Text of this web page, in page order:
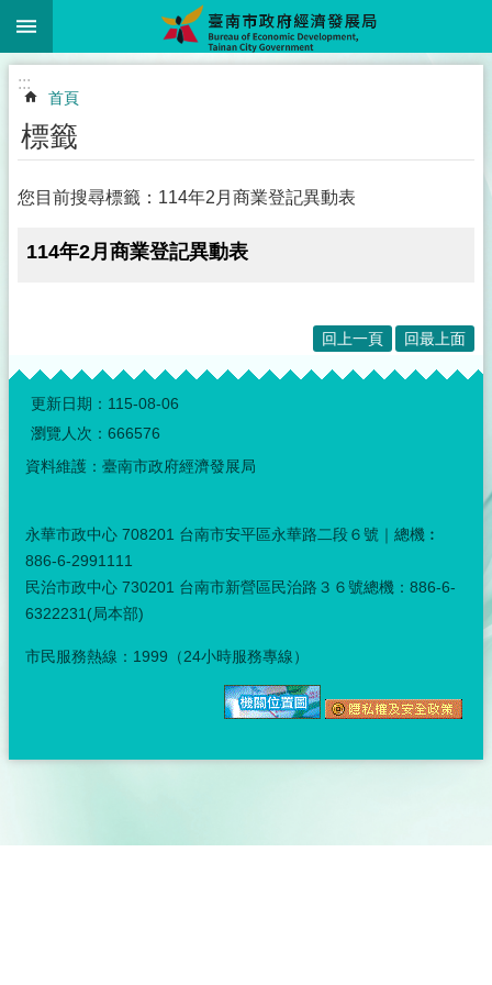
跳到主要內容區塊
:::
首頁
標籤
您目前搜尋標籤：114年2月商業登記異動表
114年2月商業登記異動表
回上一頁 回最上面
:::
更新日期： 115-08-06
瀏覽人次： 666576
資料維護：臺南市政府經濟發展局
永華市政中心 708201 台南市安平區永華路二段６號｜總機︰
886-6-2991111
民治市政中心 730201 台南市新營區民治路３６號總機：886-6-
6322231(局本部)
市民服務熱線：1999（24小時服務專線）